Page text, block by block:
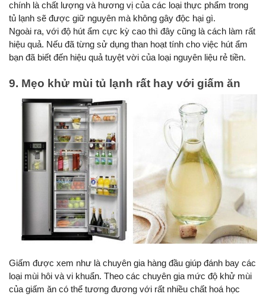
chính là chất lượng và hương vị của các loại thực phẩm trong
tủ lạnh sẽ được giữ nguyên mà không gây độc hại gì.
Ngoài ra, với độ hút ẩm cực kỳ cao thì đây cũng là cách làm rất
hiệu quả. Nếu đã từng sử dụng than hoạt tính cho việc hút ẩm
bạn đã biết đến hiệu quả tuyệt vời của loại nguyên liệu rẻ tiền.
9. Mẹo khử mùi tủ lạnh rất hay với giấm ăn
Giấm được xem như là chuyên gia hàng đầu giúp đánh bay các
loại mùi hôi và vi khuẩn. Theo các chuyên gia mức độ khử mùi
của giấm ăn có thể tương đương với rất nhiều chất hoá học